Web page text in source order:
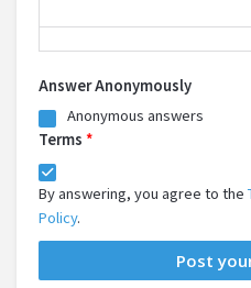
Answer Anonymously
Anonymous answers
Terms *
By answering, you agree to the
Policy.